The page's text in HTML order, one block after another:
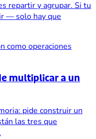
repartir y agrupar. Si tu
— solo hay que
como operaciones
multiplicar a un
pide construir un
las tres que